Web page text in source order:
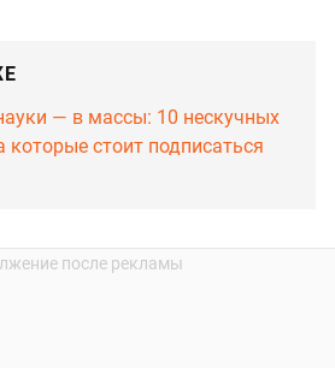
— в массы: 10 нескучных
которые стоит подписаться